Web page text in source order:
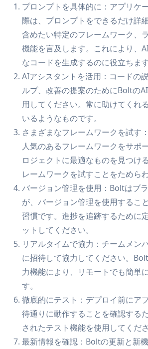
プロンプトを具体的に：アプリケ
際は、プロンプトをできるだけ詳
含めたい特定のフレームワーク、
機能を言及します。これにより、
なコードを生成するのに役立ちます
AIアシスタントを活用：コードの
ルプ、改善の提案のためにBoltの
用してください。常に助けてくれ
いるようなものです。
さまざまなフレームワークを試す
人気のあるフレームワークをサポ
ロジェクトに最適なものを見つけ
レームワークを試すことをためら
バージョン管理を使用：Boltはブ
が、バージョン管理を使用するこ
習慣です。進捗を追跡するために
ットしてください。
リアルタイムで協力：チームメン
に招待して協力してください。
力機能により、リモートでも簡単
す。
徹底的にテスト：デプロイ前にア
待通りに動作することを確認する
されたテスト機能を使用してくださ
最新情報を確認：Boltの更新と新